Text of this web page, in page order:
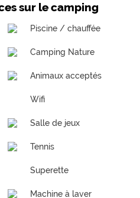
sur le camping
Piscine / chauffée
Camping Nature
Animaux acceptés
Wifi
Salle de jeux
Tennis
Superette
Machine à laver